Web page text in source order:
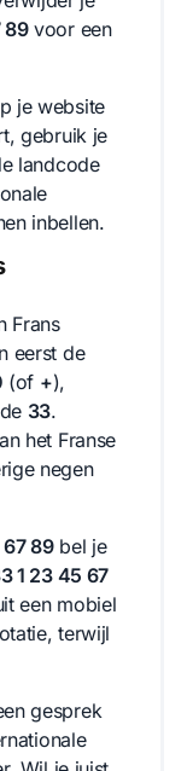
89voor een
je website
gebruik je
landcode
inbellen.
Frans
eerst de
(of +),
33.
het Franse
negen
89bel je
1 23 45 67
een mobiel
terwijl
gesprek